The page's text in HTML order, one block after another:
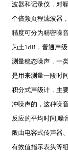
波器和记录仪，对
个倍频页程滤波器
精度可分为精密噪
为土1dB，普通声
测量稳态噪声，一
是用来测量一段时
积分式声级计，主
冲噪声的，这种噪
反应的平均时间,噪
般由电容式传声器
有效值指示表头等